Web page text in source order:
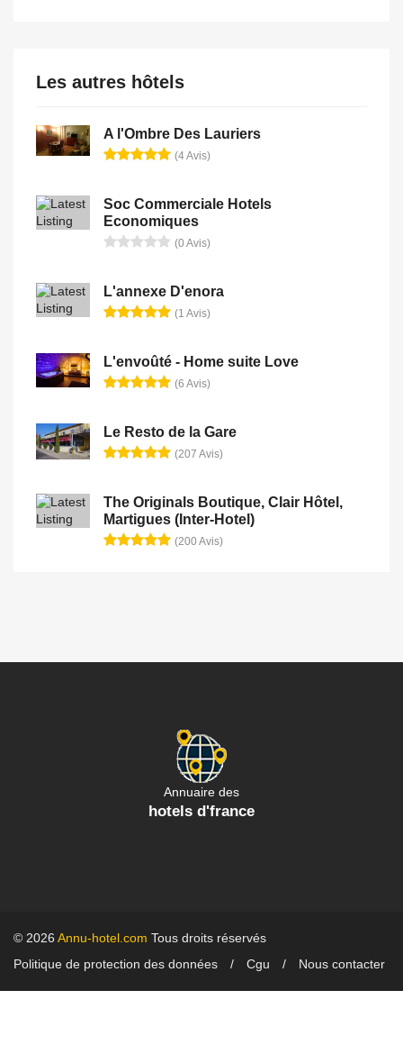
Les autres hôtels
A l'Ombre Des Lauriers
(4 Avis)
Soc Commerciale Hotels
Economiques
(0 Avis)
L'annexe D'enora
(1 Avis)
L'envoûté - Home suite Love
(6 Avis)
Le Resto de la Gare
(207 Avis)
The Originals Boutique, Clair Hôtel,
Martigues (Inter-Hotel)
(200 Avis)
Annuaire des
hotels d'france
© 2026 Annu-hotel.com Tous droits réservés
Politique de protection des données
Cgu Nous contacter